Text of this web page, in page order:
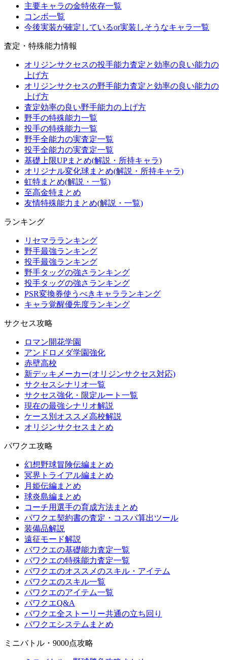
主要キャラの金特依存一覧
コンボ一覧
今後実装が確定しているor実装しそうなキャラ一覧
査定・特殊能力情報
オリジンサクセスの投手能力査定と効率の良い能力の
上げ方
オリジンサクセスの野手能力査定と効率の良い能力の
上げ方
査定効率の良い野手能力の上げ方
野手の特殊能力一覧
投手の特殊能力一覧
野手全能力の実査定一覧
投手全能力の実査定一覧
基礎上限UPまとめ(解説・所持キャラ)
オリジナル変化球まとめ(解説・所持キャラ)
虹特まとめ(解説・一覧)
至高金特まとめ
友情特殊能力まとめ(解説・一覧)
ランキング
リセマラランキング
野手最強ランキング
投手最強ランキング
野手タッグの強さランキング
投手タッグの強さランキング
PSR変換券使うべきキャラランキング
キャラ覚醒優先度ランキング
サクセス攻略
ロマン開花学園
アンドロメダ学園強化
赤壁高校
新デッキメーカー(オリジンサクセス対応)
サクセスシナリオ一覧
サクセス強化・限定ルート一覧
現在の最強シナリオ解説
ケース別オススメ高校解説
オリジンサクセスまとめ
パワクエ攻略
幻想野球冒険伝編まとめ
冥界トライアル編まとめ
月姫伝編まとめ
球炎島編まとめ
コーチ用選手の育成方法まとめ
パワクエ契約書の査定・コスパ算出ツール
装備品解説
遠征モード解説
パワクエの基礎能力査定一覧
パワクエの特殊能力査定一覧
パワクエのオススメのスキル・アイテム
パワクエのスキル一覧
パワクエのアイテム一覧
パワクエQ&A
パワクエ全ストーリー共通の立ち回り
パワクエシステムまとめ
ミニバトル・9000点攻略